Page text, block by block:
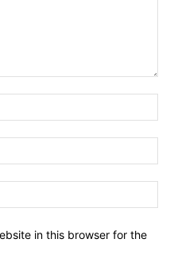
in this browser for the